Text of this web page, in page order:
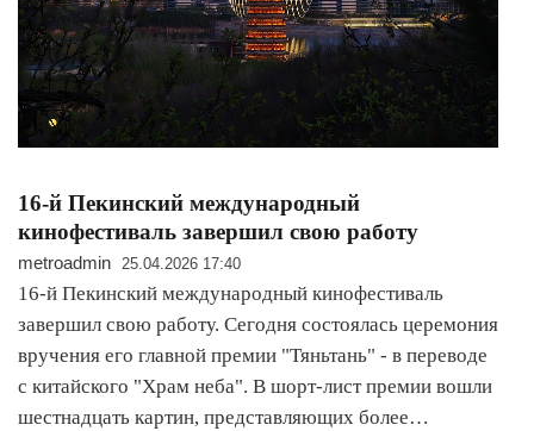
16-й Пекинский международный
кинофестиваль завершил свою работу
metroadmin 25.04.2026 17:40
16-й Пекинский международный кинофестиваль
завершил свою работу. Сегодня состоялась церемония
вручения его главной премии "Тяньтань" - в переводе
с китайского "Храм неба". В шорт-лист премии вошли
шестнадцать картин, представляющих более…